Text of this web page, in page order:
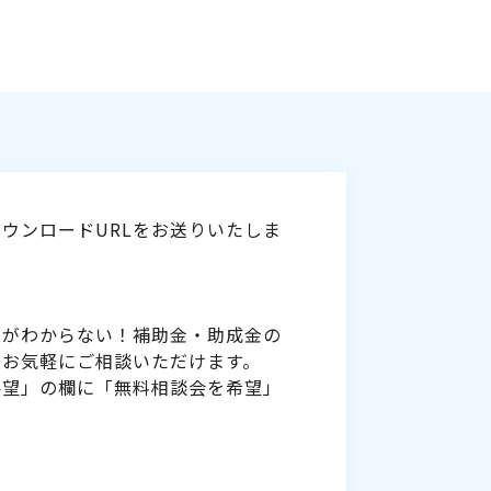
ンロードURLをお送りいたしま
わからない！補助金・助成金の
気軽にご相談いただけます。
の欄に「無料相談会を希望」